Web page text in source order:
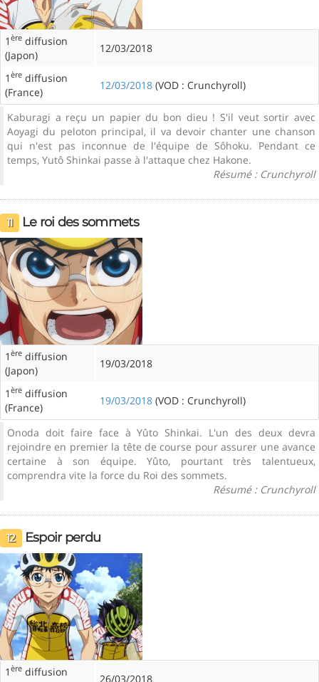
1 ère diffusion
(Japon)
12/03/2018
1 ère diffusion
(France)
12/03/2018 (VOD : Crunchyroll)
Kaburagi a reçu un papier du bon dieu ! S'il veut sortir avec
Aoyagi du peloton principal, il va devoir chanter une chanson
qui n'est pas inconnue de l'équipe de Sôhoku. Pendant ce
temps, Yutô Shinkai passe à l'attaque chez Hakone.
Résumé : Crunchyroll
11 Le roi des sommets
1 ère diffusion
(Japon)
19/03/2018
1 ère diffusion
(France)
19/03/2018 (VOD : Crunchyroll)
Onoda doit faire face à Yûto Shinkai. L'un des deux devra
rejoindre en premier la tête de course pour assurer une avance
certaine à son équipe. Yûto, pourtant très talentueux,
comprendra vite la force du Roi des sommets.
Résumé : Crunchyroll
12 Espoir perdu
1 ère diffusion
26/03/2018